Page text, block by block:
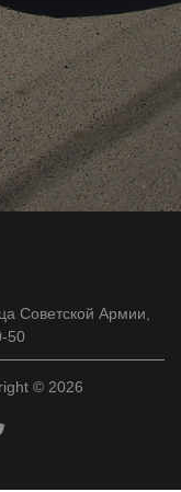
Советской Армии,
50
© 2026